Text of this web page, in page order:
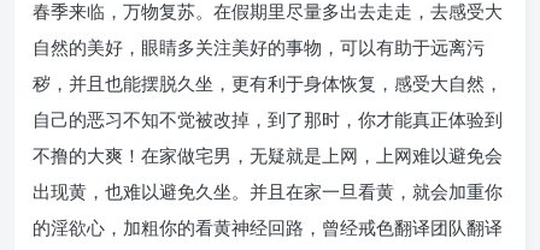
春季来临，万物复苏。在假期里尽量多出去走走，去感受大
自然的美好，眼睛多关注美好的事物，可以有助于远离污
秽，并且也能摆脱久坐，更有利于身体恢复，感受大自然，
自己的恶习不知不觉被改掉，到了那时，你才能真正体验到
不撸的大爽！在家做宅男，无疑就是上网，上网难以避免会
出现黄，也难以避免久坐。并且在家一旦看黄，就会加重你
的淫欲心，加粗你的看黄神经回路，曾经戒色翻译团队翻译